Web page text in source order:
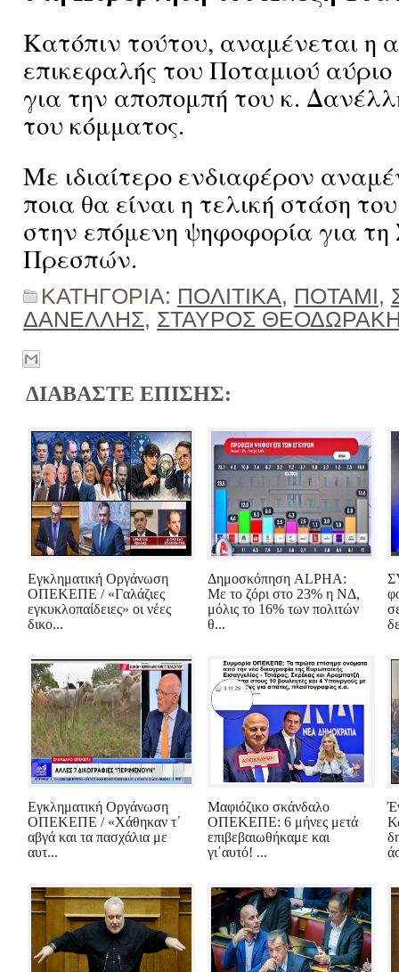
Κατόπιν τούτου, αναμένεται η
επικεφαλής του Ποταμιού
για την αποπομπή του κ.
του κόμματος.
Με ιδιαίτερο ενδιαφέρον
ποια θα είναι η τελική στάση
στην επόμενη ψηφοφορία για
Πρεσπών.
ΚΑΤΗΓΟΡΙΑ: ΠΟΛΙΤΙΚΑ, ΠΟΤΑΜΙ,
ΔΑΝΕΛΛΗΣ, ΣΤΑΥΡΟΣ
ΔΙΑΒΑΣΤΕ ΕΠΙΣΗΣ:
Εγκληματική Οργάνωση
ΟΠΕΚΕΠΕ / «Γαλάζιες
εγκυκλοπαίδειες» οι νέες
δικο...
Δημοσκόπηση ALPHA:
Με το ζόρι στο 23% η ΝΔ,
μόλις το 16% των πολιτών
θ...
Εγκληματική Οργάνωση
ΟΠΕΚΕΠΕ / «Χάθηκαν τ᾽
αβγά και τα πασχάλια με
αυτ...
Μαφιόζικο σκάνδαλο
ΟΠΕΚΕΠΕ: 6 μήνες μετά
επιβεβαιωθήκαμε και
γι΄αυτό! ...